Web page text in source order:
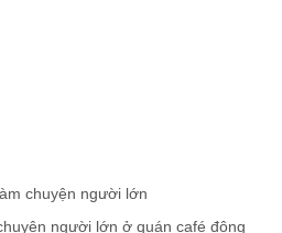
chuyện người lớn
người lớn ở quán café đông